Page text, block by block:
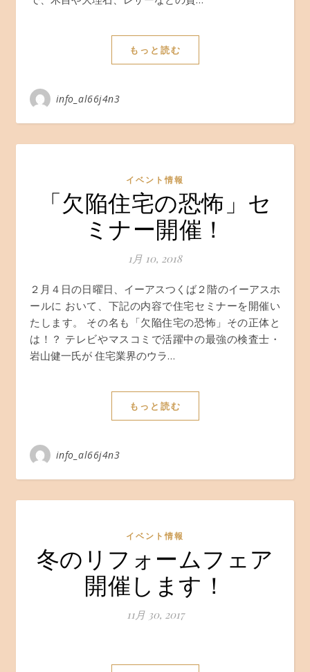
もっと読む
info_al66j4n3
イベント情報
「欠陥住宅の恐怖」セ
ミナー開催！
1月 10, 2018
２月４日の日曜日、イーアスつくば２階のイーアスホ
ールに おいて、下記の内容で住宅セミナーを開催い
たします。 その名も「欠陥住宅の恐怖」その正体と
は！？ テレビやマスコミで活躍中の最強の検査士・
岩山健一氏が 住宅業界のウラ…
もっと読む
info_al66j4n3
イベント情報
冬のリフォームフェア
開催します！
11月 30, 2017